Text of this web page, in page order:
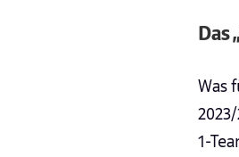
Das
Was
1-